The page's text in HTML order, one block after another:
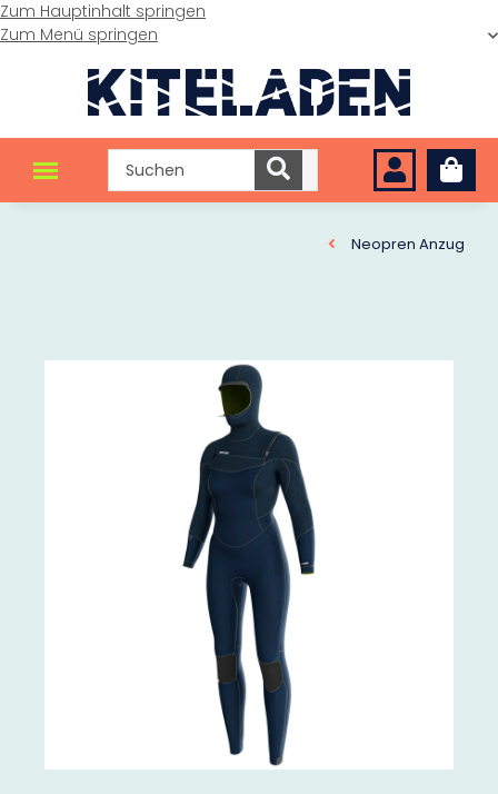
Zum Hauptinhalt springen
Zum Menü springen
Neopren Anzug